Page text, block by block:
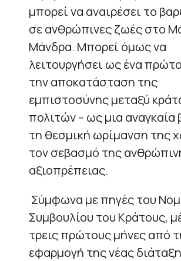
μπορεί να αναιρέσει το
σε ανθρώπινες ζωές στο
Μάνδρα. Μπορεί όμως να
λειτουργήσει ως ένα
την αποκατάσταση της
εμπιστοσύνης μεταξύ
πολιτών – ως μια αναγκαία
τη θεσμική ωρίμανση της
τον σεβασμό της
αξιοπρέπειας.
Σύμφωνα με πηγές του
Συμβουλίου του Κράτους,
τρεις πρώτους μήνες από
εφαρμογή της νέας